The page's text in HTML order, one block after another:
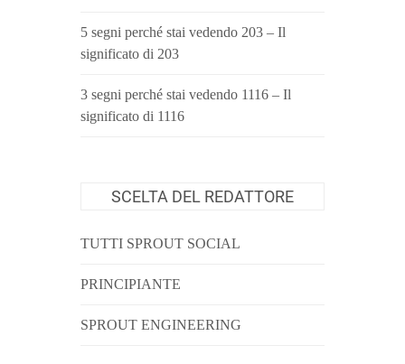
5 segni perché stai vedendo 203 – Il
significato di 203
3 segni perché stai vedendo 1116 – Il
significato di 1116
SCELTA DEL REDATTORE
TUTTI SPROUT SOCIAL
PRINCIPIANTE
SPROUT ENGINEERING